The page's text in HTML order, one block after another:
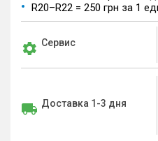
R20–R22 = 250 грн за 1
Сервис
Доставка 1-3 дня